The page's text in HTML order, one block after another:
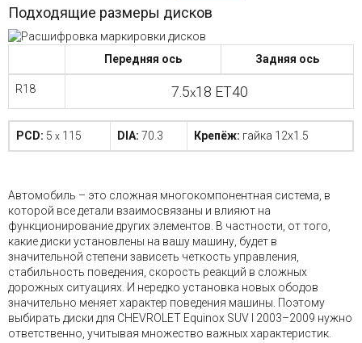
Контакты
Войти на сайт
+7(812)317-
17-
Пн-
Пт:
C
9:00
до
21:00
Сб-
Вс:
C
9:00
Подходящие размеры дисков
Передняя ось Задняя ось
R18 7.5x18 ET40
PCD: 5 x 115 DIA: 70.3 Крепёж: гайка 12x1.5
Автомобиль – это сложная многокомпонентная система, в
которой все детали взаимосвязаны и влияют на
функционирование других элементов. В частности, от того,
какие диски установлены на вашу машину, будет в
значительной степени зависеть четкость управления,
стабильность поведения, скорость реакций в сложных
дорожных ситуациях. И нередко установка новых ободов
значительно меняет характер поведения машины. Поэтому
выбирать диски для CHEVROLET Equinox SUV I 2003–2009 нужно
ответственно, учитывая множество важных характеристик.